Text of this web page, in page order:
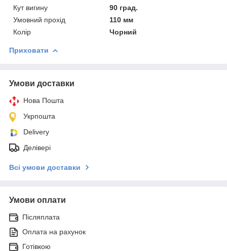
Кут вигину
90 град.
Умовний прохід
110 мм
Колір
Чорний
Приховати
Умови доставки
Нова Пошта
Укрпошта
Delivery
Делівері
Всі умови доставки
Умови оплати
Післяплата
Оплата на рахунок
Готівкою